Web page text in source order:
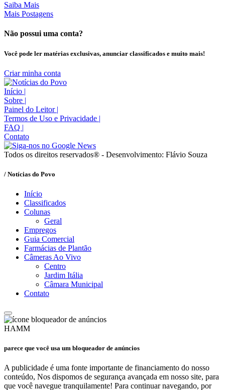
Saiba Mais
Mais Postagens
Não possui uma conta?
Você pode ler matérias exclusivas, anunciar classificados e muito mais!
Criar minha conta
Início |
Sobre |
Painel do Leitor |
Termos de Uso e Privacidade |
FAQ |
Contato
Todos os direitos reservados® - Desenvolvimento: Flávio Souza
/ Notícias do Povo
Início
Classificados
Colunas
Geral
Empregos
Guia Comercial
Farmácias de Plantão
Câmeras Ao Vivo
Centro
Jardim Itália
Câmara Municipal
Contato
HAMM
parece que você usa um bloqueador de anúncios
A publicidade é uma fonte importante de financiamento do nosso
conteúdo, Nos dispomos de segurança avançada em nosso site, para
que você navegue tranquilamente! Para continuar navegando, por